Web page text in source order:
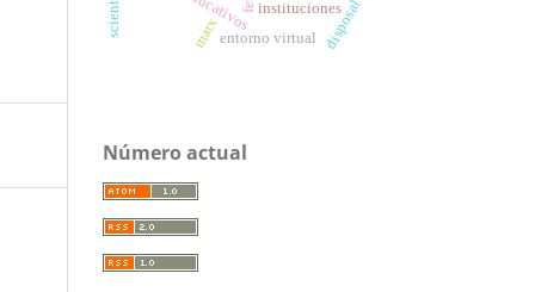
institucionesdisposal
marxentorno virtual
Número actual